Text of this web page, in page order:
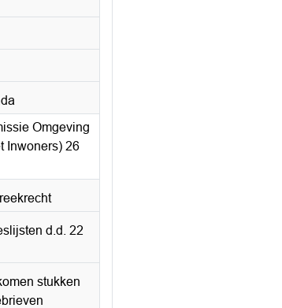
Omgeving
Inwoners) 26
d.d. 22
stukken